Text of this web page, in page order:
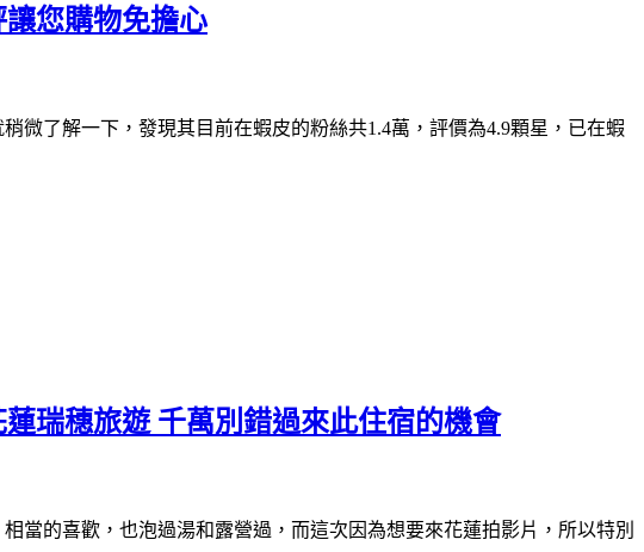
您購物免擔心
微了解一下，發現其目前在蝦皮的粉絲共1.4萬，評價為4.9顆星，已在蝦
瑞穗旅遊 千萬別錯過來此住宿的機會
當的喜歡，也泡過湯和露營過，而這次因為想要來花蓮拍影片，所以特別